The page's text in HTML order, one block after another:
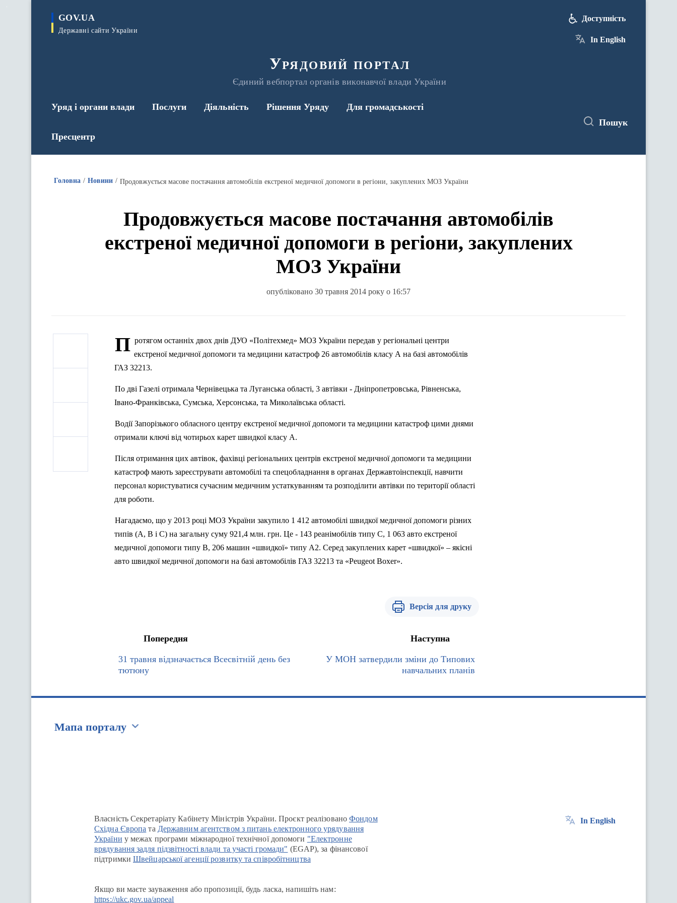
GOV.UA
Державні сайти України
Урядовий портал
Єдиний вебпортал органів виконавчої влади України
Доступність
In English
Уряд і органи влади Послуги Діяльність Рішення Уряду Для громадськості
Пресцентр
Пошук
Головна Новини Продовжується масове постачання автомобілів екстреної медичної допомоги в регіони, закуплених МОЗ України
Продовжується масове постачання автомобілів
екстреної медичної допомоги в регіони, закуплених
МОЗ України
опубліковано 30 травня 2014 року о 16:57
П ротягом останніх двох днів ДУО «Політехмед» МОЗ України передав у регіональні центри
екстреної медичної допомоги та медицини катастроф 26 автомобілів класу А на базі автомобілів
ГАЗ 32213.
По дві Газелі отримала Чернівецька та Луганська області, 3 автівки - Дніпропетровська, Рівненська,
Івано-Франківська, Сумська, Херсонська, та Миколаївська області.
Водії Запорізького обласного центру екстреної медичної допомоги та медицини катастроф цими днями
отримали ключі від чотирьох карет швидкої класу А.
Після отримання цих автівок, фахівці регіональних центрів екстреної медичної допомоги та медицини
катастроф мають зареєструвати автомобілі та спецобладнання в органах Державтоінспекції, навчити
персонал користуватися сучасним медичним устаткуванням та розподілити автівки по території області
для роботи.
Нагадаємо, що у 2013 році МОЗ України закупило 1 412 автомобілі швидкої медичної допомоги різних
типів (А, В і С) на загальну суму 921,4 млн. грн. Це - 143 реанімобілів типу С, 1 063 авто екстреної
медичної допомоги типу В, 206 машин «швидкої» типу А2. Серед закуплених карет «швидкої» – якісні
авто швидкої медичної допомоги на базі автомобілів ГАЗ 32213 та «Peugeot Boxer».
Версія для друку
Попередня
31 травня відзначається Всесвітній день без
тютюну
Наступна
У МОН затвердили зміни до Типових
навчальних планів
Мапа порталу
Власність Секретаріату Кабінету Міністрів України. Проєкт реалізованоФондом
Східна Європа та Державним агентством з питань електронного урядування
України у межах програми міжнародної технічної допомоги "Електронне
врядування задля підзвітності влади та участі громади" (EGAP), за фінансової
підтримки Швейцарської агенції розвитку та співробітництва
Якщо ви маєте зауваження або пропозиції, будь ласка, напишіть нам:
https://ukc.gov.ua/appeal
In English